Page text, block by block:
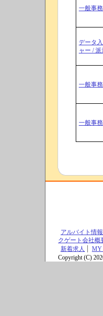
一般事
データ
ャー /
一般事
一般事
アルバイト情
クゲート会社概
新着求人
MY
Copyright (C)